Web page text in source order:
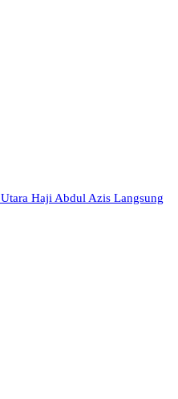
Haji Abdul Azis Langsung